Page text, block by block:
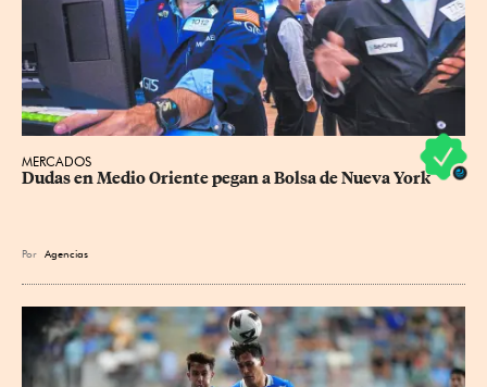
MERCADOS
Dudas en Medio Oriente pegan a Bolsa de Nueva York
Por Agencias